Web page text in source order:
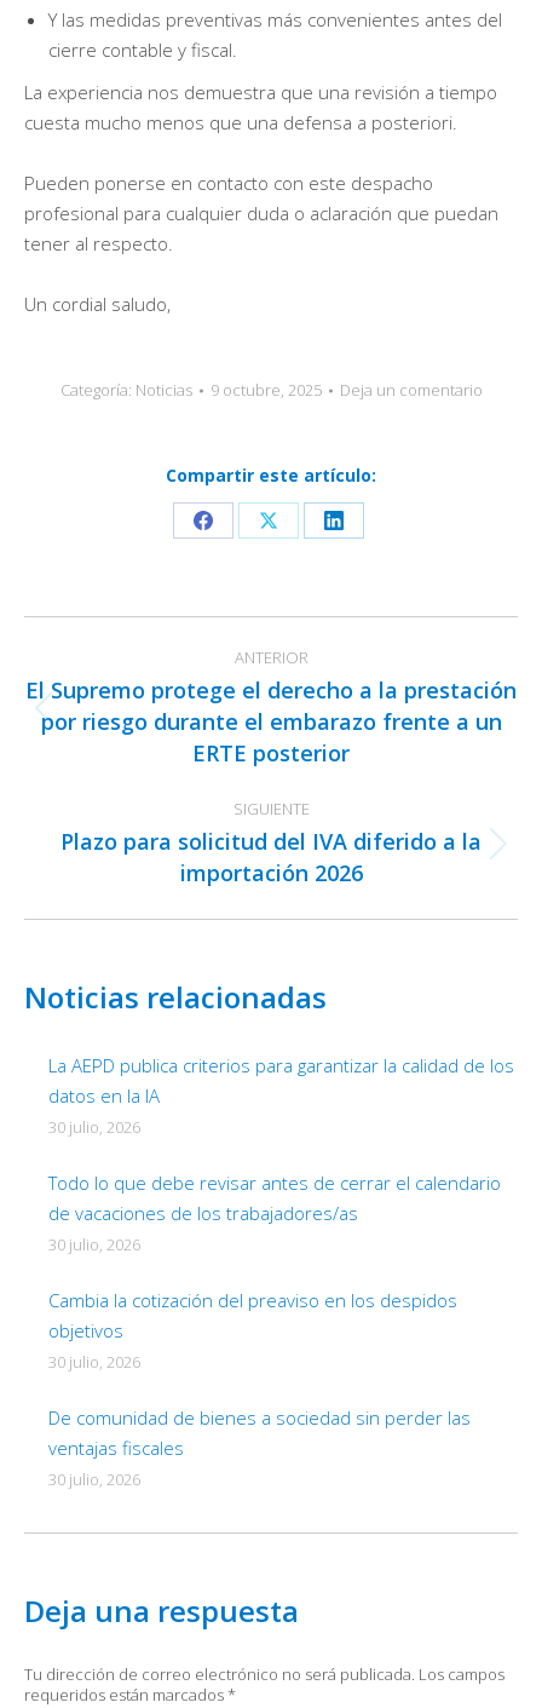
Y las medidas preventivas más convenientes antes del
cierre contable y fiscal.
La experiencia nos demuestra que una revisión a tiempo
cuesta mucho menos que una defensa a posteriori.
Pueden ponerse en contacto con este despacho
profesional para cualquier duda o aclaración que puedan
tener al respecto.
Un cordial saludo,
Categoría: Noticias 9 octubre, 2025 Deja un comentario
Compartir este artículo:
Share
Facebook
Share
X
Share
LinkedIn
entre
publicaciones
ANTERIOR
Publicación
anterior:
El Supremo protege el derecho a la prestación
por riesgo durante el embarazo frente a un
ERTE posterior
SIGUIENTE
Publicación
siguiente:
Plazo para solicitud del IVA diferido a la
importación 2026
Noticias relacionadas
La AEPD publica criterios para garantizar la calidad de los
datos en la IA
30 julio, 2026
Todo lo que debe revisar antes de cerrar el calendario
de vacaciones de los trabajadores/as
30 julio, 2026
Cambia la cotización del preaviso en los despidos
objetivos
30 julio, 2026
De comunidad de bienes a sociedad sin perder las
ventajas fiscales
30 julio, 2026
Deja una respuesta
Tu dirección de correo electrónico no será publicada. Los campos
requeridos están marcados*